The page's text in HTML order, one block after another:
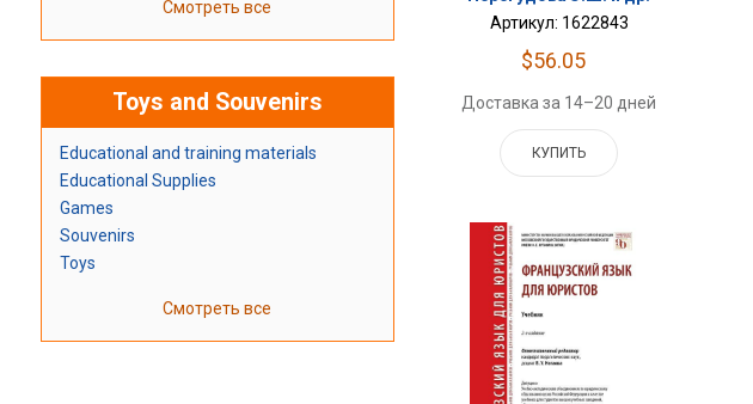
Смотреть все
Toys and Souvenirs
Educational and training materials
Educational Supplies
Games
Souvenirs
Toys
Смотреть все
Артикул: 1622843
$56.05
Доставка за 14–20 дней
КУПИТЬ